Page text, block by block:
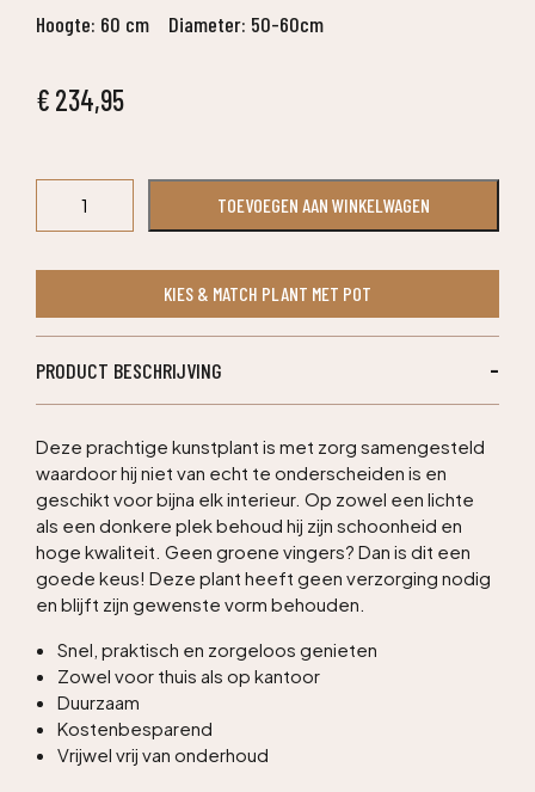
Hoogte: 60 cm Diameter: 50-60cm
€ 234,95
kunstplant
aantal
TOEVOEGEN AAN WINKELWAGEN
KIES & MATCH PLANT MET POT
PRODUCT BESCHRIJVING
Deze prachtige kunstplant is met zorg samengesteld
waardoor hij niet van echt te onderscheiden is en
geschikt voor bijna elk interieur. Op zowel een lichte
als een donkere plek behoud hij zijn schoonheid en
hoge kwaliteit. Geen groene vingers? Dan is dit een
goede keus! Deze plant heeft geen verzorging nodig
en blijft zijn gewenste vorm behouden.
Snel, praktisch en zorgeloos genieten
Zowel voor thuis als op kantoor
Duurzaam
Kostenbesparend
Vrijwel vrij van onderhoud